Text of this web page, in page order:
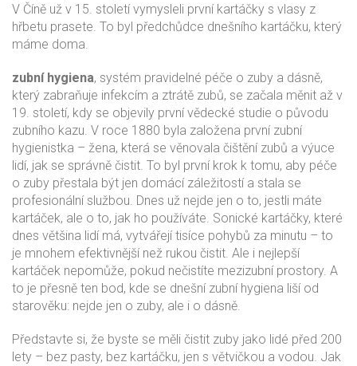
V Číně už v 15. století vymysleli první kartáčky s vlasy z
hřbetu prasete. To byl předchůdce dnešního kartáčku, který
máme doma.
zubní hygiena, systém pravidelné péče o zuby a dásně,
který zabraňuje infekcím a ztrátě zubů, se začala měnit až v
19. století, kdy se objevily první vědecké studie o původu
zubního kazu. V roce 1880 byla založena první zubní
hygienistka – žena, která se věnovala čištění zubů a výuce
lidí, jak se správně čistit. To byl první krok k tomu, aby péče
o zuby přestala být jen domácí záležitostí a stala se
profesionální službou. Dnes už nejde jen o to, jestli máte
kartáček, ale o to, jak ho používáte. Sonické kartáčky, které
dnes většina lidí má, vytvářejí tisíce pohybů za minutu – to
je mnohem efektivnější než rukou čistit. Ale i nejlepší
kartáček nepomůže, pokud nečistíte mezizubní prostory. A
to je přesně ten bod, kde se dnešní zubní hygiena liší od
starověku: nejde jen o zuby, ale i o dásně.
Představte si, že byste se měli čistit zuby jako lidé před 200
lety – bez pasty, bez kartáčku, jen s větvičkou a vodou. Jak